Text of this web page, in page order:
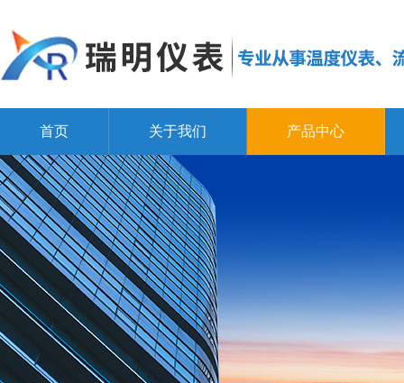
首页 关于我们 产品中心